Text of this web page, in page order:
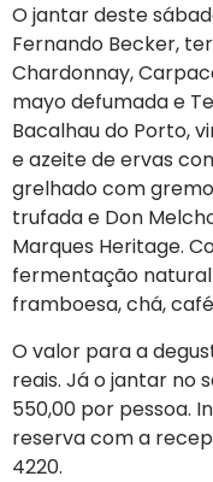
O jantar deste
Fernando Becker,
Chardonnay,
mayo defumada e
Bacalhau do Porto,
e azeite de ervas
grelhado com
trufada e Don
Marques Heritage.
fermentação
framboesa, chá,
O valor para a
reais. Já o jantar no
550,00 por pessoa.
reserva com a
4220.